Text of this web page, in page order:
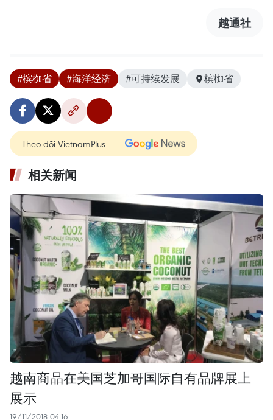
越通社
#槟椥省 #海洋经济 #可持续发展 槟椥省
Theo dõi VietnamPlus
相关新闻
越南商品在美国芝加哥国际自有品牌展上
展示
19/11/2018 04:16